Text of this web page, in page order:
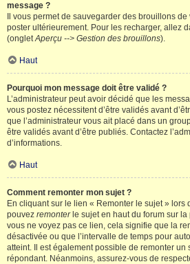
message ?
Il vous permet de sauvegarder des brouillons
poster ultérieurement. Pour les recharger, allez
(ongletAperçu --> Gestion des brouillons).
Haut
Pourquoi mon message doit être validé ?
L’administrateur peut avoir décidé que les
vous postez nécessitent d’être validés avant
que l’administrateur vous ait placé dans un
être validés avant d’être publiés. Contactez
d’informations.
Haut
Comment remonter mon sujet ?
En cliquant sur le lien « Remonter le sujet » lors
pouvez remonterle sujet en haut du forum sur
vous ne voyez pas ce lien, cela signifie que la
désactivée ou que l’intervalle de temps pour
atteint. Il est également possible de remonter un
répondant. Néanmoins, assurez-vous de